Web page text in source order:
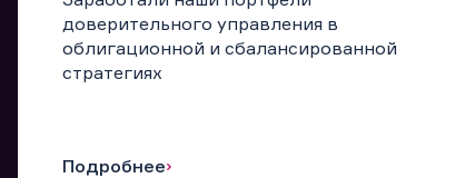
доверительного управления в
облигационной и сбалансированной
стратегиях
Подробнее